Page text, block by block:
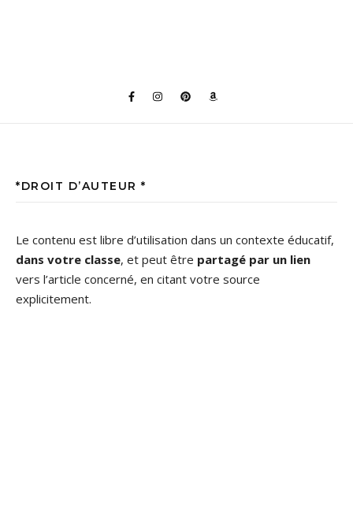
*DROIT D’AUTEUR *
Le contenu est libre d’utilisation dans un contexte éducatif,
dans votre classe, et peut être partagé par un lien
vers l’article concerné, en citant votre source
explicitement.